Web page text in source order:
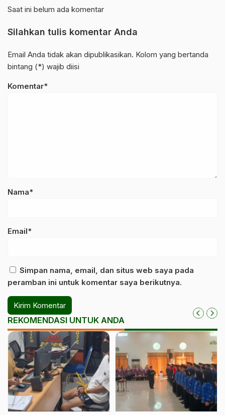
Saat ini belum ada komentar
Silahkan tulis komentar Anda
Email Anda tidak akan dipublikasikan. Kolom yang bertanda
bintang (*) wajib diisi
Komentar*
Nama*
Email*
Simpan nama, email, dan situs web saya pada
peramban ini untuk komentar saya berikutnya.
REKOMENDASI UNTUK ANDA